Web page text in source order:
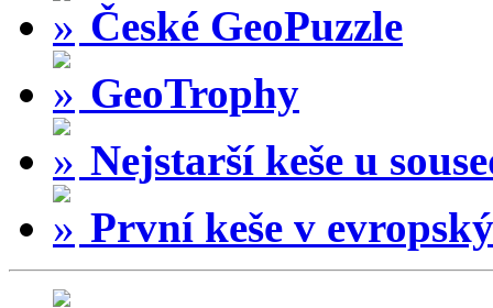
České GeoPuzzle
GeoTrophy
Nejstarší keše u
První keše v